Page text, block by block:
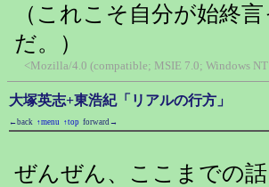
（これこそ自分が始終
だ。）
<Mozilla/4.0 (compatible; MSIE 7.0; Windows
大塚英志+東浩紀「リアルの行方」
←back ↑menu ↑top forward→
ぜんぜん、ここまでの